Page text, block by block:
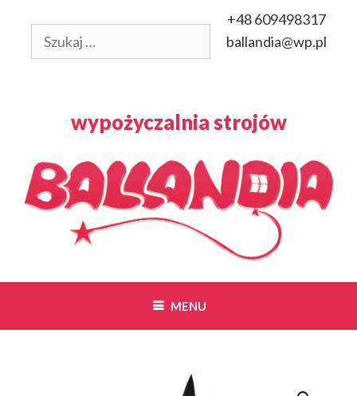
treści
+48 609498317
ballandia@wp.pl
wypożyczalnia strojów
MENU